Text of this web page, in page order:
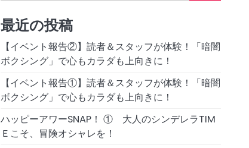
最近の投稿
【イベント報告②】読者＆スタッフが体験！「暗闇
ボクシング」で心もカラダも上向きに！
【イベント報告①】読者＆スタッフが体験！「暗闇
ボクシング」で心もカラダも上向きに！
ハッピーアワーSNAP！ ① 大人のシンデレラTIM
Ｅこそ、冒険オシャレを！